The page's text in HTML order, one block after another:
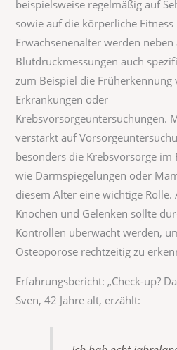
beispielsweise regelmäßig auf
sowie auf die körperliche
Erwachsenenalter werden
Blutdruckmessungen auch
zum Beispiel die Früherkennung
Erkrankungen oder
Krebsvorsorgeuntersuchungen.
verstärkt auf
besonders die Krebsvorsorge im
wie Darmspiegelungen oder
diesem Alter eine wichtige
Knochen und Gelenken sollte
Kontrollen überwacht werden,
Osteoporose rechtzeitig zu
Erfahrungsbericht: „Check-up?
Sven, 42 Jahre alt, erzählt: